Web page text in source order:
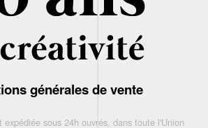
générales de vente
expédiée sous 24h ouvrés, dans toute l'Union